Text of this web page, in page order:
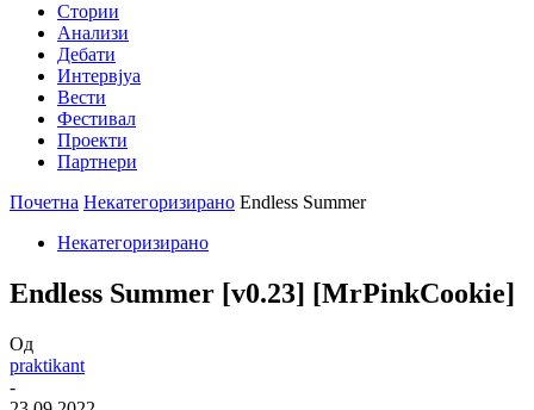
Стории
Анализи
Дебати
Интервјуа
Вести
Фестивал
Проекти
Партнери
Почетна Некатегоризирано Endless Summer
Некатегоризирано
Endless Summer [v0.23] [MrPinkCookie]
Од
praktikant
-